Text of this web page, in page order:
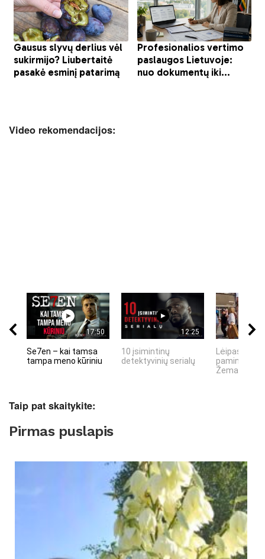
Video rekomendacijos:
17:50
Se7en – kai tamsa
tampa meno kūriniu
12:25
10 įsimintinų
detektyvinių serialų
Lėipas 13 d.
paminiejuom
Žemaitiu
Taip pat skaitykite:
Pirmas puslapis